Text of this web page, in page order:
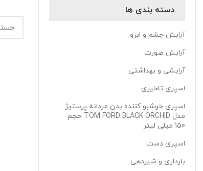
دسته بندی ها
آرایش چشم و ابرو
آرایش صورت
آرایشی و بهداشتی
اسپری تاخیری
اسپری خوشبو کننده بدن مردانه پرستیژ
مدل TOM FORD BLACK ORCHID حجم
150 میلی لیتر
اسپری دست
بارداری و شیردهی